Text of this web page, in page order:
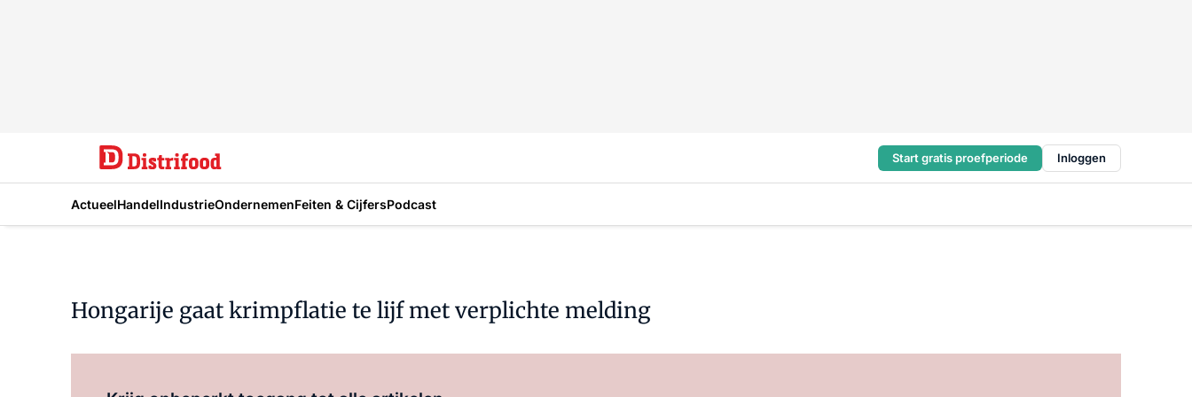
Start gratis proefperiode Inloggen
ActueelHandelIndustrieOndernemenFeiten & CijfersPodcast
Hongarije gaat krimpflatie te lijf met verplichte melding